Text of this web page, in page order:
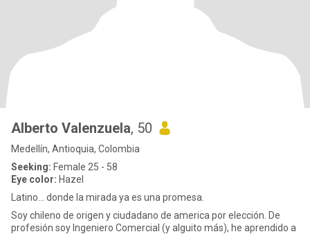
Alberto Valenzuela, 50
Medellín, Antioquia, Colombia
Seeking: Female 25 - 58
Eye color: Hazel
Latino… donde la mirada ya es una promesa.
Soy chileno de origen y ciudadano de america por elección. De
profesión soy Ingeniero Comercial (y alguito más), he aprendido a